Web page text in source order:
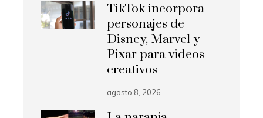
TikTok incorpora
personajes de
Disney, Marvel y
Pixar para videos
creativos
agosto 8, 2026